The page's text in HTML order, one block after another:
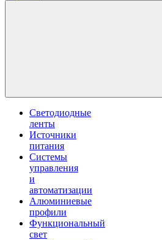
Светодиодные
ленты
Источники
питания
Системы
управления
и
автоматизации
Алюминиевые
профили
Функциональный
свет